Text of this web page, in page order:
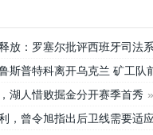
：罗塞尔批评西班牙司法系统
特科离开乌克兰 矿工队前往俄罗斯，
湖人惜败掘金分开赛季首秀
，曾令旭指出后卫线需要适应